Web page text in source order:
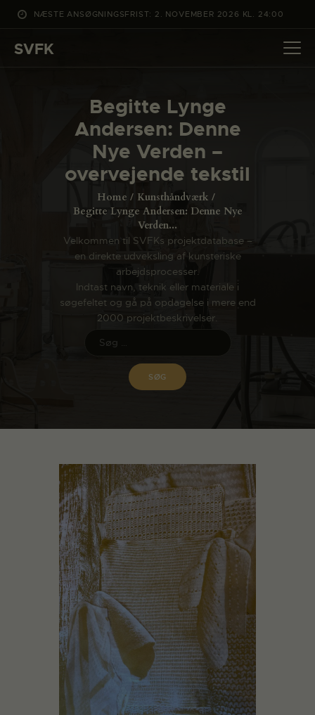
NÆSTE ANSØGNINGSFRIST: 2. NOVEMBER 2026 KL. 24:00
SVFK
Begitte Lynge
Andersen: Denne
Nye Verden –
overvejende tekstil
Home
Kunsthåndværk
Begitte Lynge Andersen: Denne Nye
Verden...
Velkommen til SVFKs projektdatabase –
en direkte udveksling af kunsteriske
arbejdsprocesser.
Indtast navn, teknik eller materiale i
søgefeltet og gå på opdagelse i mere end
2000 projektbeskrivelser.
DET SKER
PROJEKTER
CHANNEL
ANSØG
ENGLISH